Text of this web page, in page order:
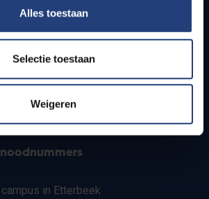
Alles toestaan
Selectie toestaan
Weigeren
en secundaire scholen
in Etterbeek